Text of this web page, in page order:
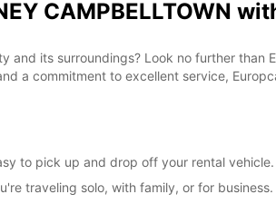
CAMPBELLTOWN
its surroundings? Look no further than
a commitment to excellent service,
to pick up and drop off your rental vehicle.
traveling solo, with family, or for business.